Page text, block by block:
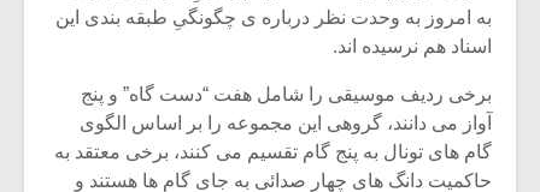
به امروز به وحدت نظر درباره ی چگونگیِ طبقه بندی این
اسناد هم نرسیده اند.
برخی ردیف موسیقی را شامل هفت “دست گاه” و پنج
آواز می دانند، گروهی این مجموعه را بر اساس الگوی
گام های تونال به پنج گام تقسیم می کنند، برخی معتقد به
حاکمیت دانگ های چهار صدائی به جای گام ها هستند و